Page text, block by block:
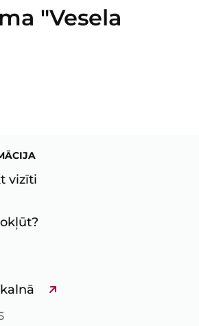
"Vesela
vizīti